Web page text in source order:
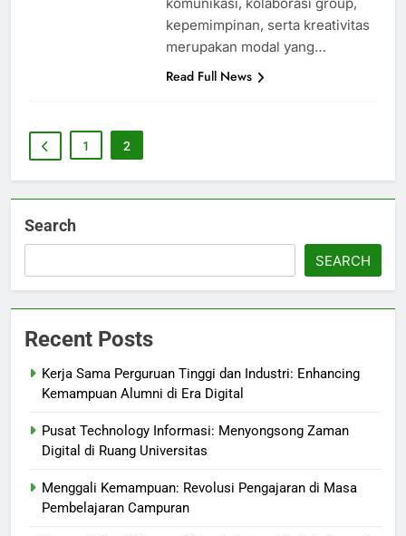
kepemimpinan, serta kreativitas
merupakan modal yang…
Read Full News
1 2
Search
SEARCH
Recent Posts
Kerja Sama Perguruan Tinggi dan Industri: Enhancing
Kemampuan Alumni di Era Digital
Pusat Technology Informasi: Menyongsong Zaman
Digital di Ruang Universitas
Menggali Kemampuan: Revolusi Pengajaran di Masa
Pembelajaran Campuran